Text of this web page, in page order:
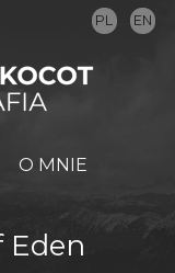
PL EN
O MNIE
Eden